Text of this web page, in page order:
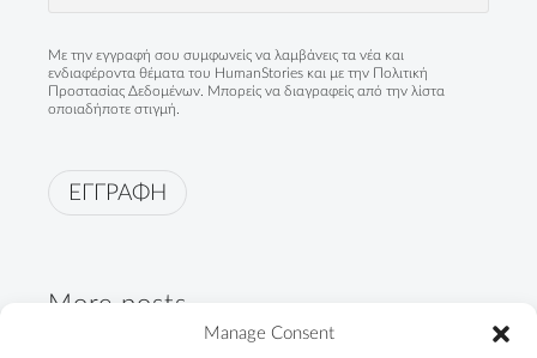
Manage Consent
Με την εγγραφή σου συμφωνείς να λαμβάνεις τα νέα και
ενδιαφέροντα θέματα του HumanStories και με την Πολιτική
Προστασίας Δεδομένων . Μπορείς να διαγραφείς από την λίστα
οποιαδήποτε στιγμή.
ΕΓΓΡΑΦΗ
More posts